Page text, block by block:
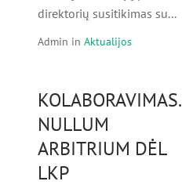
direktorių susitikimas su...
Admin in Aktualijos
KOLABORAVIMAS.
NULLUM
ARBITRIUM DĖL
LKP